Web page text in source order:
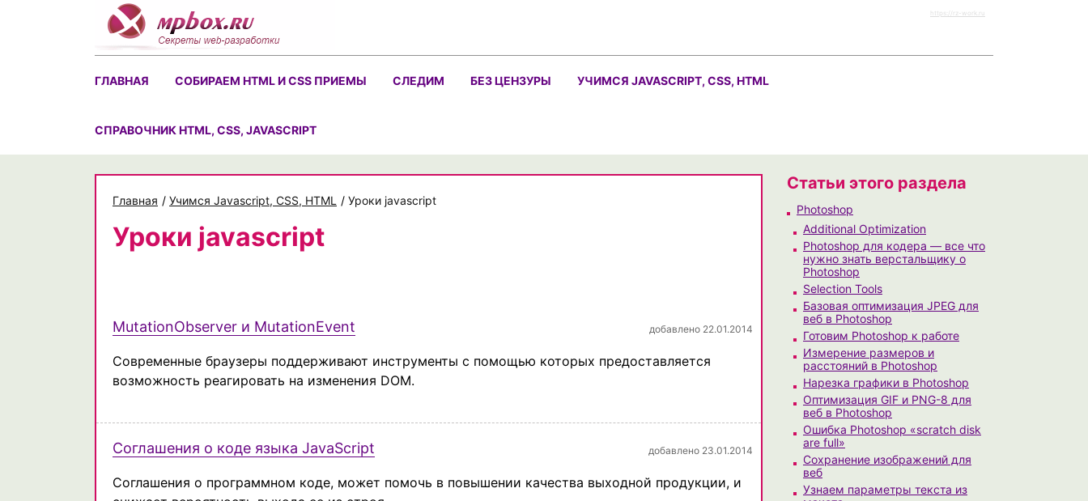
https://rz-work.ru
ГЛАВНАЯ СОБИРАЕМ HTML И CSS ПРИЕМЫ СЛЕДИМ БЕЗ ЦЕНЗУРЫ УЧИМСЯ JAVASCRIPT, CSS, HTML
CПРАВОЧНИК HTML, CSS, JAVASCRIPT
Главная / Учимся Javascript, CSS, HTML / Уроки javascript
Уроки javascript
MutationObserver и MutationEvent добавлено 22.01.2014
Современные браузеры поддерживают инструменты с помощью которых предоставляется
возможность реагировать на изменения DOM.
Соглашения о коде языка JavaScript добавлено 23.01.2014
Соглашения о программном коде, может помочь в повышении качества выходной продукции, и
Статьи этого раздела
Photoshop
Additional Optimization
Photoshop для кодера — все что
нужно знать верстальщику о
Photoshop
Selection Tools
Базовая оптимизация JPEG для
веб в Photoshop
Готовим Photoshop к работе
Измерение размеров и
расстояний в Photoshop
Нарезка графики в Photoshop
Оптимизация GIF и PNG-8 для
веб в Photoshop
Ошибка Photoshop «scratch disk
are full»
Сохранение изображений для
веб
Узнаем параметры текста из